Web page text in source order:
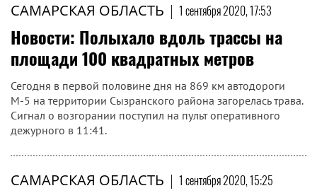
САМАРСКАЯ ОБЛАСТЬ | 1 сентября 2020, 17:53
Новости: Полыхало вдоль трассы на
площади 100 квадратных метров
Сегодня в первой половине дня на 869 км автодороги
М-5 на территории Сызранского района загорелась трава.
Сигнал о возгорании поступил на пульт оперативного
дежурного в 11:41.
САМАРСКАЯ ОБЛАСТЬ | 1 сентября 2020, 15:25